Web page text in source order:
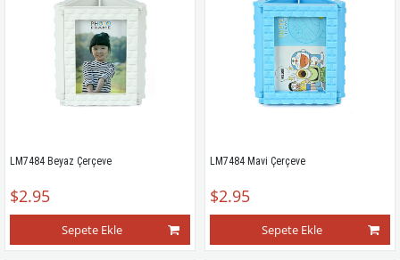
LM7484 Beyaz Çerçeve
$2.95
Sepete Ekle
LM7484 Mavi Çerçeve
$2.95
Sepete Ekle